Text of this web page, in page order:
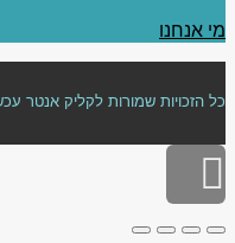
מי אנחנו
כל הזכויות שמורות לקליק אנטר עכשיו,
לראש